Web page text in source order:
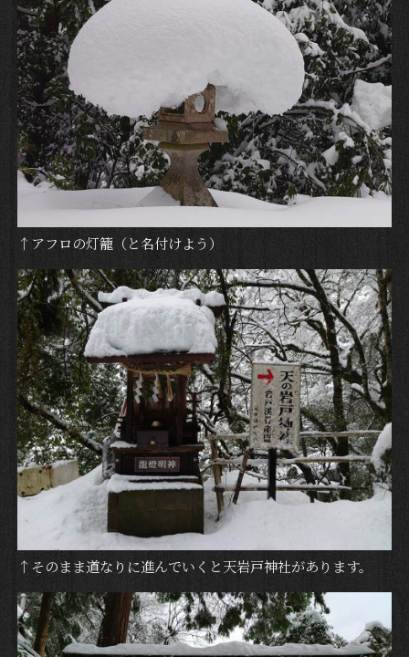
↑アフロの灯籠（と名付けよう）
↑そのまま道なりに進んでいくと天岩戸神社があります。